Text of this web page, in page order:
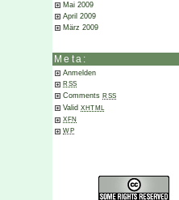
Mai 2009
April 2009
März 2009
Meta:
Anmelden
RSS
Comments RSS
Valid XHTML
XFN
WP